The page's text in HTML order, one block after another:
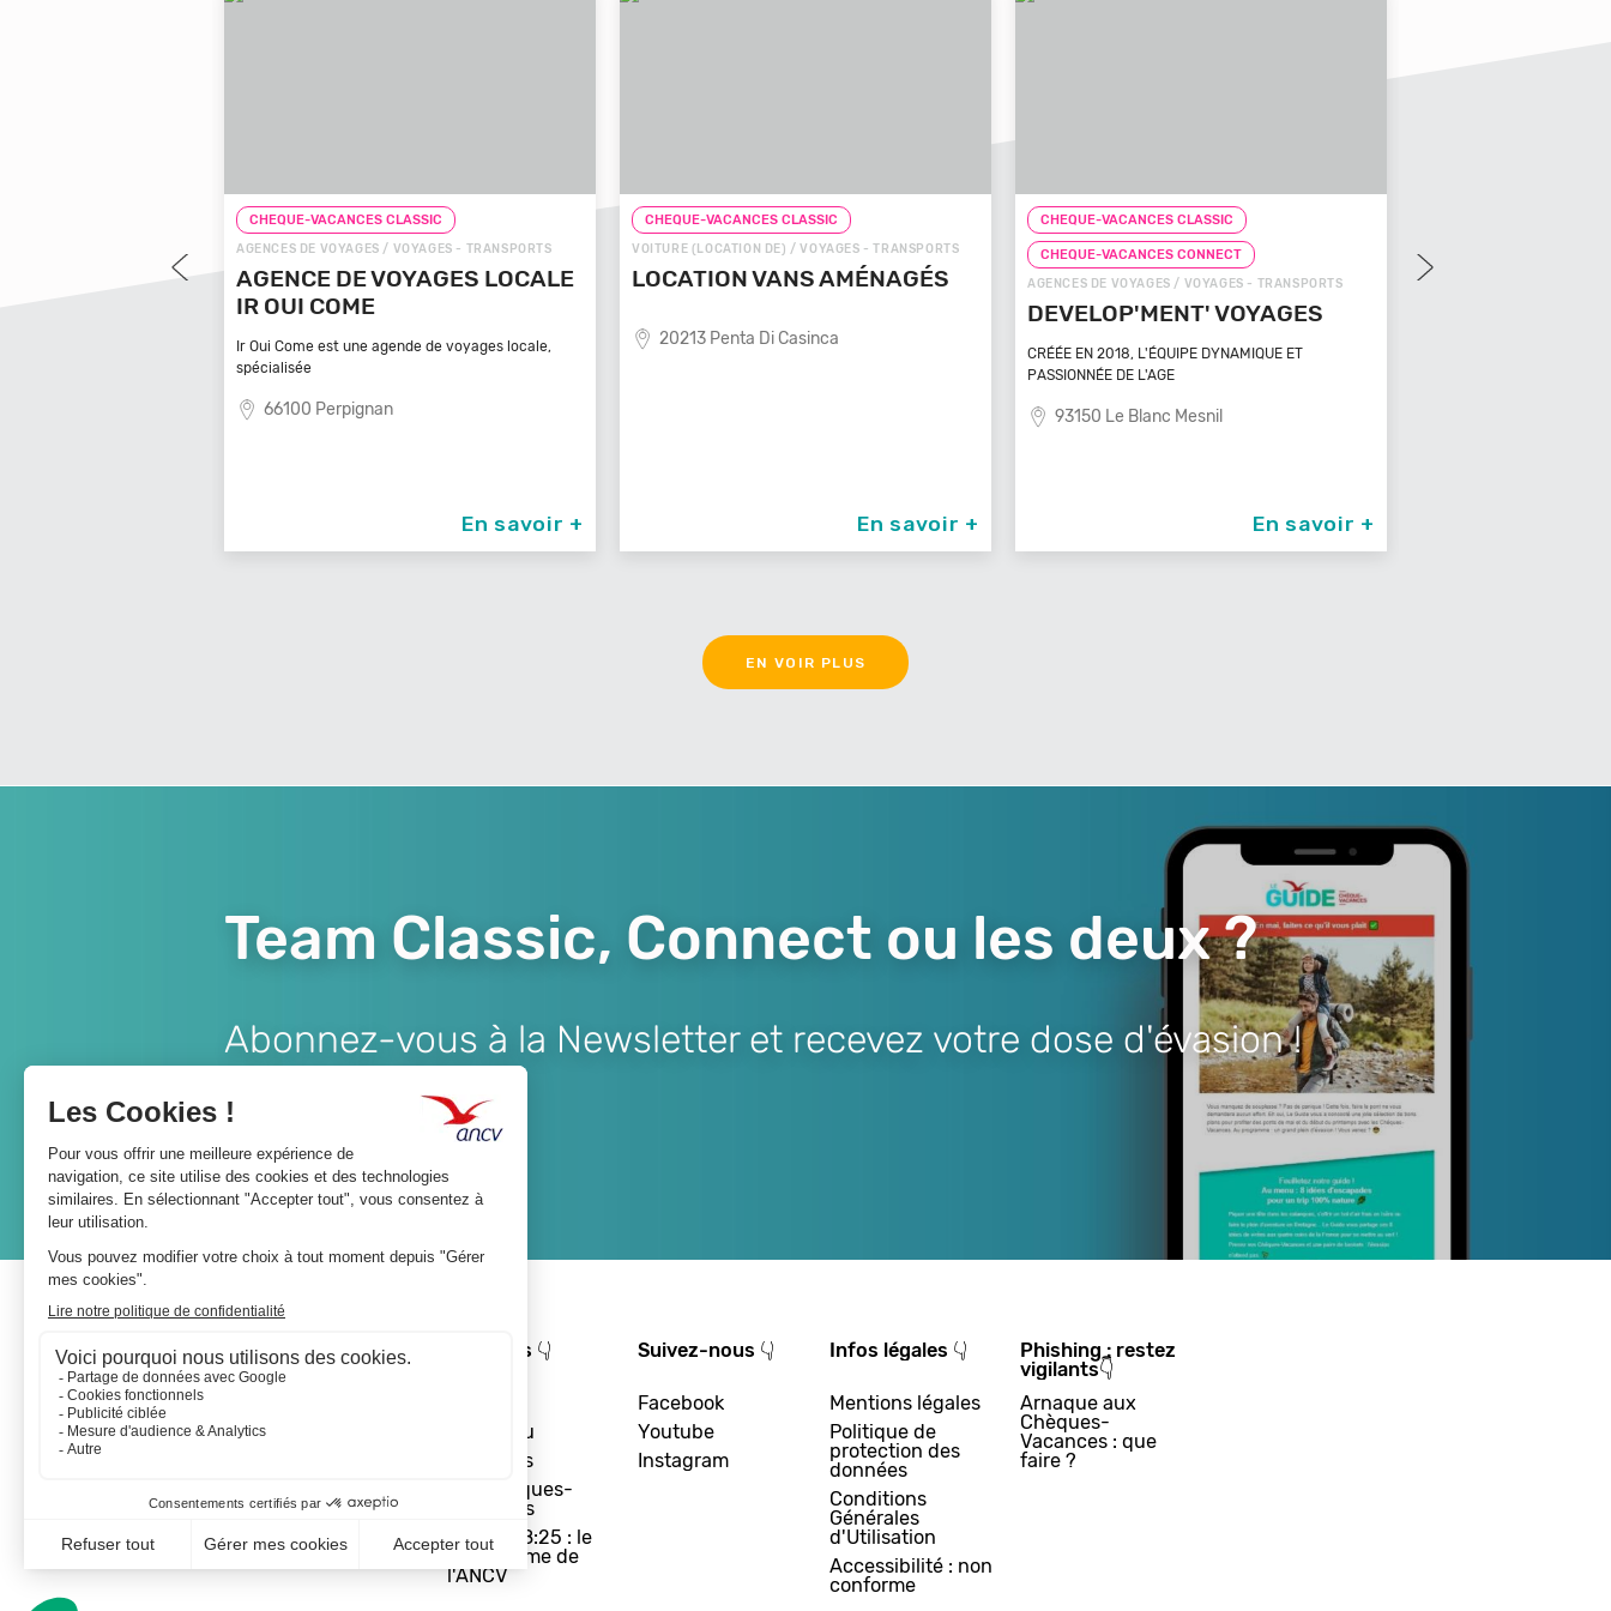
CHEQUE-VACANCES CLASSIC
AGENCES DE VOYAGES / VOYAGES - TRANSPORTS
AGENCE DE VOYAGES LOCALE
IR OUI COME
Ir Oui Come est une agende de voyages locale,
spécialisée
66100 Perpignan
En savoir +
CHEQUE-VACANCES CLASSIC
VOITURE (LOCATION DE) / VOYAGES - TRANSPORTS
LOCATION VANS AMÉNAGÉS
20213 Penta Di Casinca
En savoir +
CHEQUE-VACANCES CLASSIC
CHEQUE-VACANCES CONNECT
AGENCES DE VOYAGES / VOYAGES - TRANSPORTS
DEVELOP'MENT' VOYAGES
CRÉÉE EN 2018, L'ÉQUIPE DYNAMIQUE ET
PASSIONNÉE DE L'AGE
93150 Le Blanc Mesnil
En savoir +
EN VOIR PLUS
Team Classic, Connect ou les deux ?
Abonnez-vous à la Newsletter et recevez votre dose d'évasion !
A propos 👇
Le réseau
Les actus
Les Chèques-
Vacances
Départ 18:25 : le
programme de
l'ANCV
Suivez-nous 👇
Facebook
Youtube
Instagram
Infos légales 👇
Mentions légales
Politique de
protection des
données
Conditions
Générales
d'Utilisation
Accessibilité : non
conforme
Phishing : restez
vigilants👇
Arnaque aux
Chèques-
Vacances : que
faire ?